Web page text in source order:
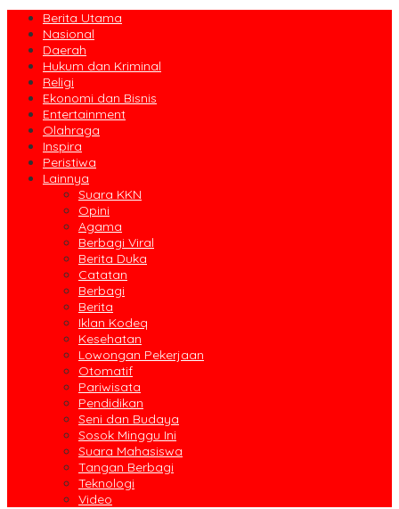
Berita Utama
Nasional
Daerah
Hukum dan Kriminal
Religi
Ekonomi dan Bisnis
Entertainment
Olahraga
Inspira
Peristiwa
Lainnya
Suara KKN
Opini
Agama
Berbagi Viral
Berita Duka
Catatan
Berbagi
Berita
Iklan Kodeq
Kesehatan
Lowongan Pekerjaan
Otomatif
Pariwisata
Pendidikan
Seni dan Budaya
Sosok Minggu Ini
Suara Mahasiswa
Tangan Berbagi
Teknologi
Video